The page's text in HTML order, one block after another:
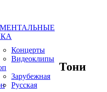
Концерты
Видеоклипы
Зарубежная
Русская
Тони